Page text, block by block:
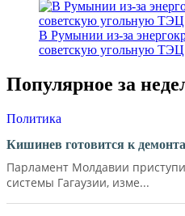
В Румынии из-за
советскую угольную ТЭЦ
Популярное за
Политика
Кишинев готовится к
Парламент Молдавии
системы Гагаузии, изме...